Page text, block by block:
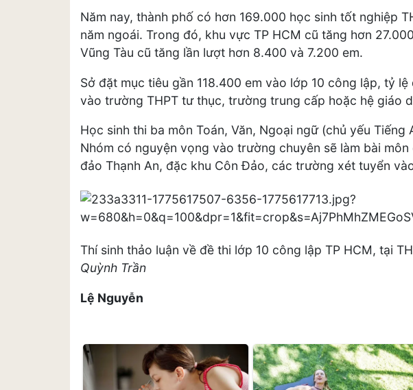
Năm nay, thành phố có hơn 169.000 học sinh tốt nghiệp
năm ngoái. Trong đó, khu vực TP HCM cũ tăng hơn
Vũng Tàu cũ tăng lần lượt hơn 8.400 và 7.200 em.
Sở đặt mục tiêu gần 118.400 em vào lớp 10 công lập, tỷ
vào trường THPT tư thục, trường trung cấp hoặc hệ giáo
Học sinh thi ba môn Toán, Văn, Ngoại ngữ (chủ yếu Tiếng
Nhóm có nguyện vọng vào trường chuyên sẽ làm bài
đảo Thạnh An, đặc khu Côn Đảo, các trường xét tuyển
Thí sinh thảo luận về đề thi lớp 10 công lập TP HCM, tại
Quỳnh Trần
Lệ Nguyễn